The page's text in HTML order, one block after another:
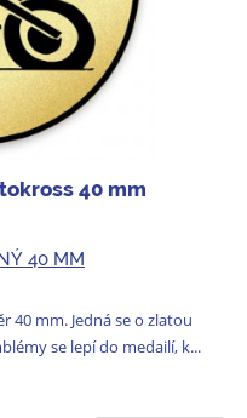
40 mm
40 MM
mm. Jedná se o zlatou
se lepí do medailí, k...